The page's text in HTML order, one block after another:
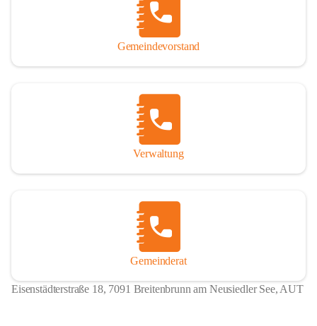
Gemeindevorstand
Verwaltung
Gemeinderat
Eisenstädterstraße 18, 7091 Breitenbrunn am Neusiedler See, AUT